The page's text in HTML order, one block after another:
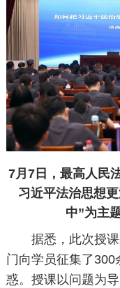
7月7日，最高人民
习近平法治思想
中”为主
据悉，此次授课
门向学员征集了300
惑。授课以问题为